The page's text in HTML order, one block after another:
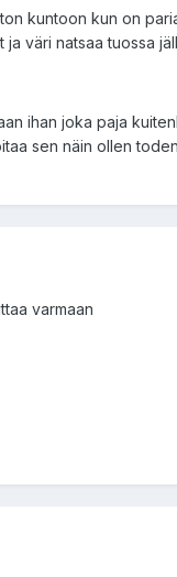
kuntoon kun on
väri natsaa tuossa
ihan joka paja
sen näin ollen
varmaan